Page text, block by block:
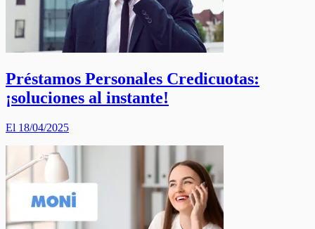
Préstamos Personales Credicuotas:
¡soluciones al instante!
El 18/04/2025